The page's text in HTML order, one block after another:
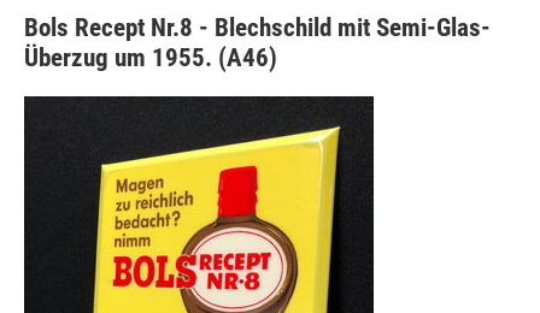
Bols Recept Nr.8 - Blechschild mit Semi-Glas-
Überzug um 1955. (A46)